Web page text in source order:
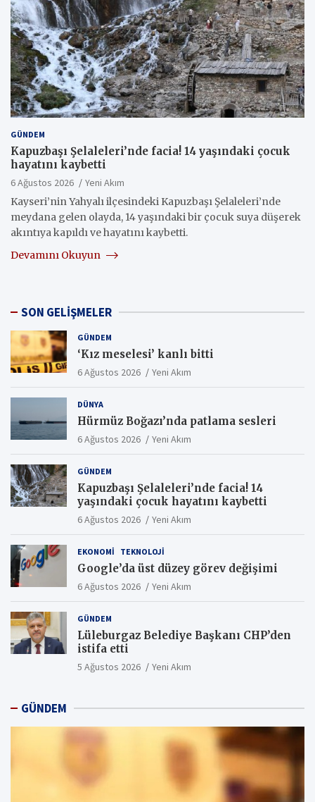
GÜNDEM
Kapuzbaşı Şelaleleri’nde facia! 14 yaşındaki çocuk
hayatını kaybetti
6 Ağustos 2026
Yeni Akım
Kayseri’nin Yahyalı ilçesindeki Kapuzbaşı Şelaleleri’nde
meydana gelen olayda, 14 yaşındaki bir çocuk suya düşerek
akıntıya kapıldı ve hayatını kaybetti.
Devamını Okuyun
SON GELİŞMELER
GÜNDEM
‘Kız meselesi’ kanlı bitti
6 Ağustos 2026 Yeni Akım
DÜNYA
Hürmüz Boğazı’nda patlama sesleri
6 Ağustos 2026 Yeni Akım
GÜNDEM
Kapuzbaşı Şelaleleri’nde facia! 14
yaşındaki çocuk hayatını kaybetti
6 Ağustos 2026 Yeni Akım
EKONOMI TEKNOLOJI
Google’da üst düzey görev değişimi
6 Ağustos 2026 Yeni Akım
GÜNDEM
Lüleburgaz Belediye Başkanı CHP’den
istifa etti
5 Ağustos 2026 Yeni Akım
GÜNDEM